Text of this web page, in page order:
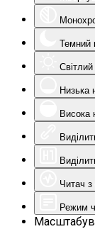
Темний
Низька
Висока
Читач з
Режим